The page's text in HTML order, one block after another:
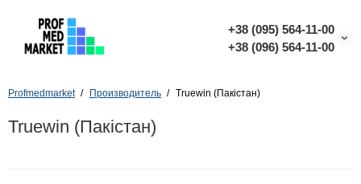
+38 (095) 564-11-00
+38 (096) 564-11-00
Profmedmarket Производитель Truewin (Пакістан)
Truewin (Пакістан)